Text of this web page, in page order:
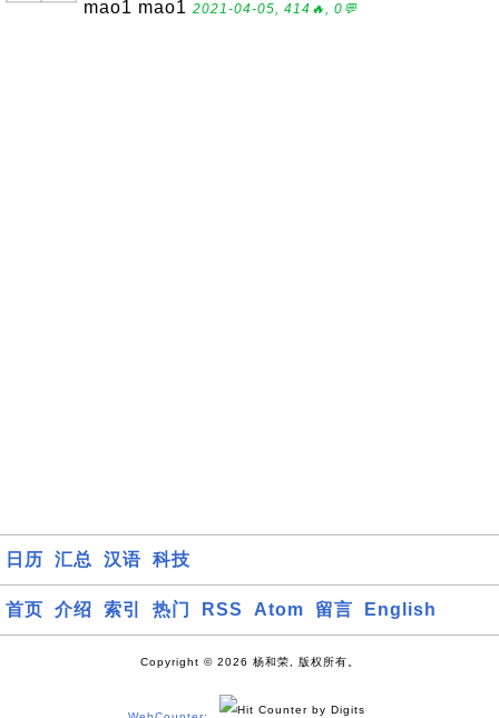
mao1 mao1 2021-04-05, 414🔥, 0💬
日历 汇总 汉语 科技
首页 介绍 索引 热门 RSS Atom 留言 English
Copyright © 2026 杨和荣, 版权所有。